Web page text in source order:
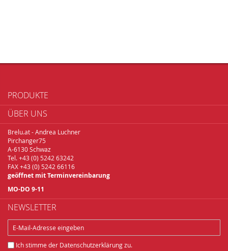
PRODUKTE
ÜBER UNS
Brelu.at - Andrea Luchner
Pirchanger75
A-6130 Schwaz
Tel. +43 (0) 5242 63242
FAX +43 (0) 5242 66116
geöffnet mit Terminvereinbarung
MO-DO 9-11
NEWSLETTER
Ich stimme der Datenschutzerklärungzu.